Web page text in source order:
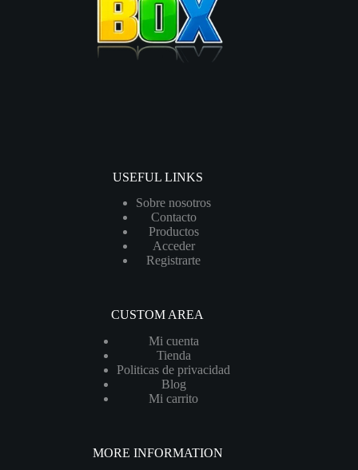
USEFUL LINKS
Sobre nosotros
Contacto
Productos
Acceder
Registrarte
CUSTOM AREA
Mi cuenta
Tienda
Politicas de privacidad
Blog
Mi carrito
MORE INFORMATION